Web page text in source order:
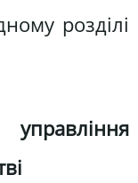
розділі